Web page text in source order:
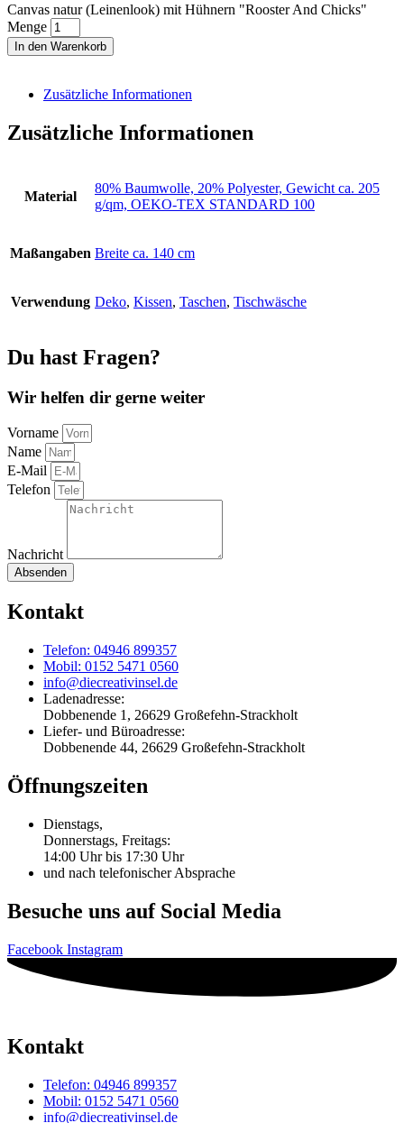
Canvas natur (Leinenlook) mit Hühnern "Rooster And Chicks"
Menge
In den Warenkorb
Zusätzliche Informationen
Zusätzliche Informationen
Material
80% Baumwolle, 20% Polyester, Gewicht ca. 205
g/qm, OEKO-TEX STANDARD 100
Maßangaben Breite ca. 140 cm
Verwendung Deko, Kissen, Taschen, Tischwäsche
Du hast Fragen?
Wir helfen dir gerne weiter
Vorname
Name
E-Mail
Telefon
Nachricht
Absenden
Kontakt
Telefon: 04946 899357
Mobil: 0152 5471 0560
info@diecreativinsel.de
Ladenadresse:
Dobbenende 1, 26629 Großefehn-Strackholt
Liefer- und Büroadresse:
Dobbenende 44, 26629 Großefehn-Strackholt
Öffnungszeiten
Dienstags,
Donnerstags, Freitags:
14:00 Uhr bis 17:30 Uhr
und nach telefonischer Absprache
Besuche uns auf Social Media
Facebook Instagram
Kontakt
Telefon: 04946 899357
Mobil: 0152 5471 0560
info@diecreativinsel.de